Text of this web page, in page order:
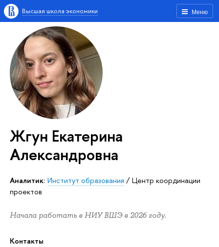
Меню
Высшая школа экономики
Жгун Екатерина
Александровна
Аналитик: Институт образования /Центр координации
проектов
Начала работать в НИУ ВШЭ в 2026 году.
Контакты